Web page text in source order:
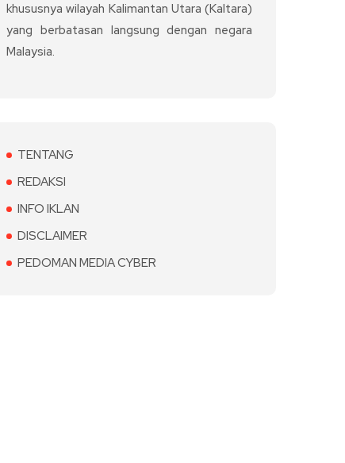
khususnya wilayah Kalimantan Utara (Kaltara)
yang berbatasan langsung dengan negara
Malaysia.
TENTANG
REDAKSI
INFO IKLAN
DISCLAIMER
PEDOMAN MEDIA CYBER